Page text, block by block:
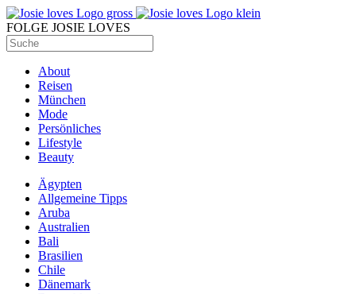
FOLGE JOSIE LOVES
About
Reisen
München
Mode
Persönliches
Lifestyle
Beauty
Ägypten
Allgemeine Tipps
Aruba
Australien
Bali
Brasilien
Chile
Dänemark